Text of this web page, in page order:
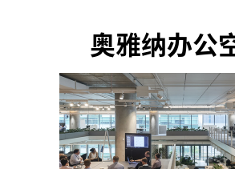
奥雅纳办公